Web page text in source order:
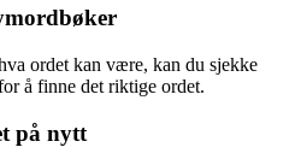
ordet kan være, kan du sjekke
å finne det riktige ordet.
på nytt